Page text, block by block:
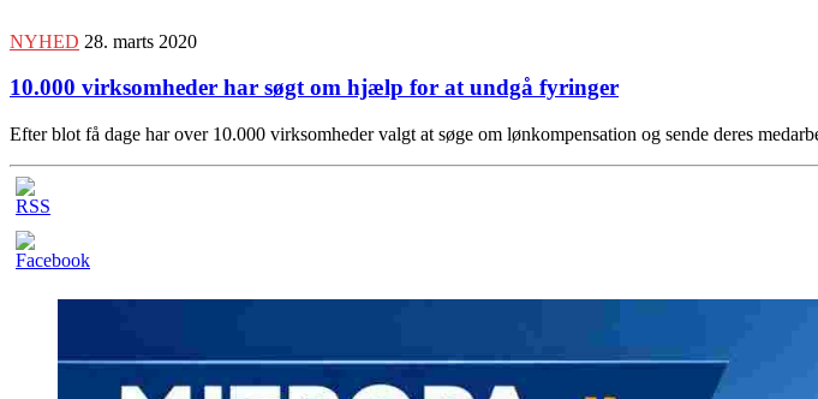
NYHED 28. marts 2020
10.000 virksomheder har søgt om hjælp for at undgå fyringer
Efter blot få dage har over 10.000 virksomheder valgt at søge om lønkompensation og sende deres